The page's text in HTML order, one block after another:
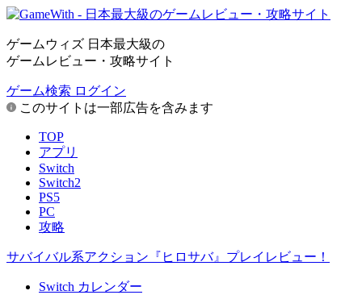
ゲームウィズ 日本最大級の
ゲームレビュー・攻略サイト
ゲーム検索 ログイン
このサイトは一部広告を含みます
TOP
アプリ
Switch
Switch2
PS5
PC
攻略
サバイバル系アクション『ヒロサバ』プレイレビュー！
Switch カレンダー